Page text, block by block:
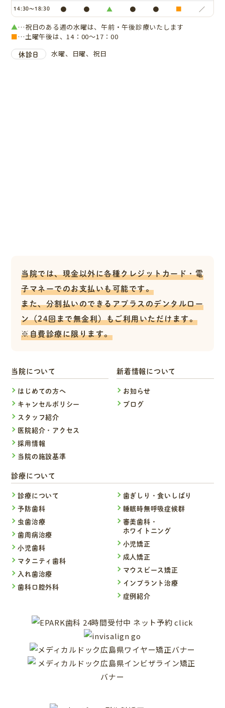
14:30～18:30 ● ● ▲ ● ● ■ ／
▲…祝日のある週の水曜は、午前・午後診療いたします
■…土曜午後は、14：00～17：00
休診日
水曜、日曜、祝日
当院では、現金以外に各種クレジットカード・電
子マネーでのお支払いも可能です。
また、分割払いのできるアプラスのデンタルロー
ン（24回まで無金利）もご利用いただけます。
※自費診療に限ります。
当院について
はじめての方へ
キャンセルポリシー
スタッフ紹介
医院紹介・アクセス
採用情報
当院の施設基準
診療について
診療について
予防歯科
虫歯治療
歯周病治療
小児歯科
マタニティ歯科
入れ歯治療
歯科口腔外科
歯ぎしり・食いしばり
睡眠時無呼吸症候群
審美歯科・
ホワイトニング
小児矯正
成人矯正
マウスピース矯正
インプラント治療
症例紹介
新着情報について
お知らせ
ブログ